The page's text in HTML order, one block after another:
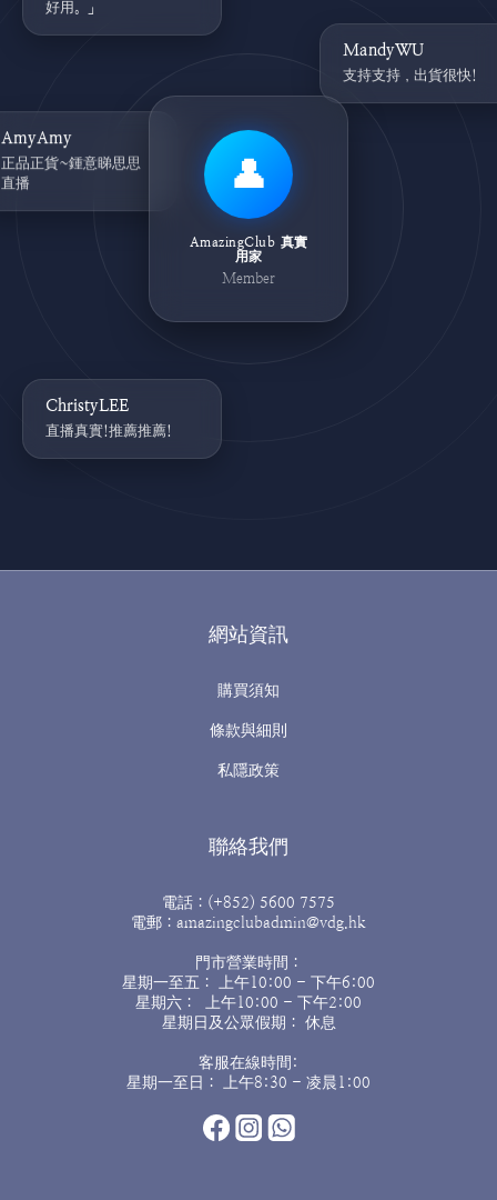
👤
AmazingClub 真實
用家
Member
好用。」
AmyAmy
正品正貨~鍾意睇思思
直播
MandyWU
支持支持，出貨很快!
ChristyLEE
直播真實!推薦推薦!
網站資訊
購買須知
條款與細則
私隱政策
聯絡我們
電話：(+852) 5600 7575
電郵：amazingclubadmin@vdg.hk
門市營業時間：
星期一至五： 上午10:00 - 下午6:00
星期六： 上午10:00 - 下午2:00
星期日及公眾假期： 休息
客服在線時間:
星期一至日： 上午8:30 - 凌晨1:00